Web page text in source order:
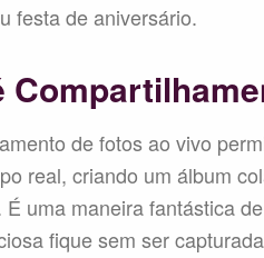
festa de aniversário.
de fotos ao vivo
real, criando um álbum
É uma maneira fantástica
fique sem ser